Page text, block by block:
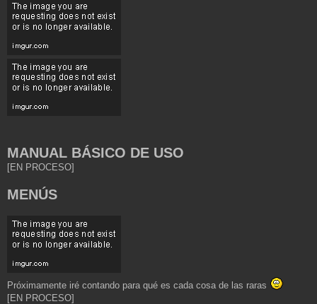
MANUAL BÁSICO DE USO
[EN PROCESO]
MENÚS
Próximamente iré contando para qué es cada cosa de las raras
[EN PROCESO]